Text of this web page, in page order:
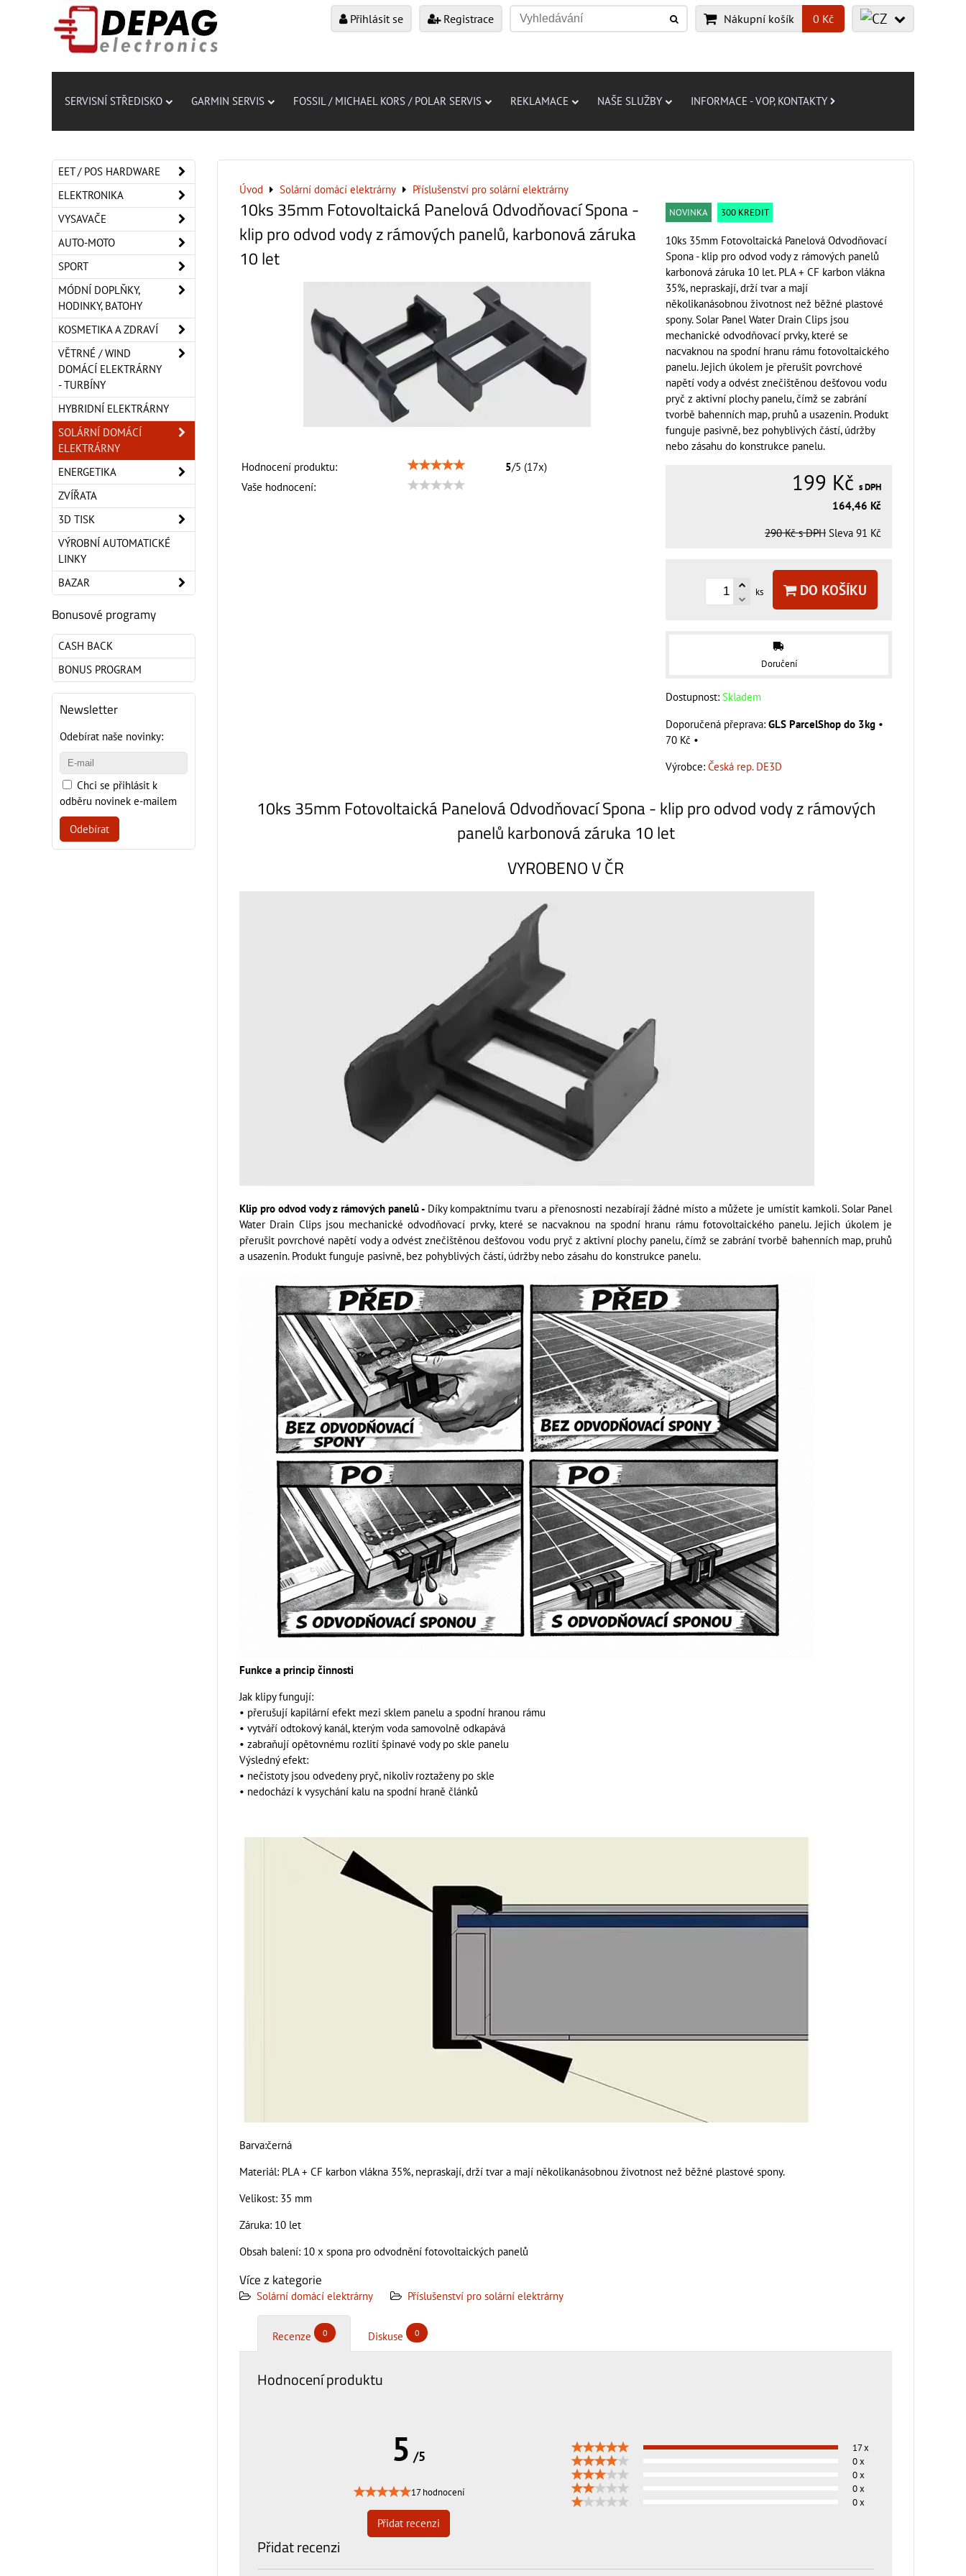
Přihlásit se Registrace Nákupní košík 0 Kč
SERVISNÍ STŘEDISKO GARMIN SERVIS FOSSIL / MICHAEL KORS / POLAR SERVIS REKLAMACE NAŠE SLUŽBY INFORMACE - VOP, KONTAKTY
Úvod Solární domácí elektrárny Příslušenství pro solární elektrárny
10ks 35mm Fotovoltaická Panelová Odvodňovací Spona -
klip pro odvod vody z rámových panelů, karbonová záruka
10 let
Hodnocení produktu: 5/5 (17x)
Vaše hodnocení:
NOVINKA 300 KREDIT
10ks 35mm Fotovoltaická Panelová Odvodňovací
Spona - klip pro odvod vody z rámových panelů
karbonová záruka 10 let. PLA + CF karbon vlákna
35%, nepraskají, drží tvar a mají
několikanásobnou životnost než běžné plastové
spony. Solar Panel Water Drain Clips jsou
mechanické odvodňovací prvky, které se
nacvaknou na spodní hranu rámu fotovoltaického
panelu. Jejich úkolem je přerušit povrchové
napětí vody a odvést znečištěnou dešťovou vodu
pryč z aktivní plochy panelu, čímž se zabrání
tvorbě bahenních map, pruhů a usazenin. Produkt
funguje pasivně, bez pohyblivých částí, údržby
nebo zásahu do konstrukce panelu.
199 Kč s DPH
164,46 Kč
290 Kč s DPH Sleva 91 Kč
ks DO KOŠÍKU
Doručení
Dostupnost: Skladem
GLS ParcelShop do 3kg •
70 Kč •
Výrobce: Česká rep. DE3D
10ks 35mm Fotovoltaická Panelová Odvodňovací Spona - klip pro odvod vody z rámových
panelů karbonová záruka 10 let
VYROBENO V ČR
Klip pro odvod vody z rámových panelů - Díky kompaktnímu tvaru a přenosnosti nezabírají žádné místo a můžete je umístit kamkoli. Solar Panel
Water Drain Clips jsou mechanické odvodňovací prvky, které se nacvaknou na spodní hranu rámu fotovoltaického panelu. Jejich úkolem je
přerušit povrchové napětí vody a odvést znečištěnou dešťovou vodu pryč z aktivní plochy panelu, čímž se zabrání tvorbě bahenních map, pruhů
a usazenin. Produkt funguje pasivně, bez pohyblivých částí, údržby nebo zásahu do konstrukce panelu.
Funkce a princip činnosti
Jak klipy fungují:
• přerušují kapilární efekt mezi sklem panelu a spodní hranou rámu
• vytváří odtokový kanál, kterým voda samovolně odkapává
• zabraňují opětovnému rozlití špinavé vody po skle panelu
Výsledný efekt:
• nečistoty jsou odvedeny pryč, nikoliv roztaženy po skle
• nedochází k vysychání kalu na spodní hraně článků
Barva:černá
Materiál: PLA + CF karbon vlákna 35%, nepraskají, drží tvar a mají několikanásobnou životnost než běžné plastové spony.
Velikost: 35 mm
Záruka: 10 let
Obsah balení: 10 x spona pro odvodnění fotovoltaických panelů
Více z kategorie
Solární domácí elektrárny Příslušenství pro solární elektrárny
Recenze 0 Diskuse 0
Hodnocení produktu
5 /5
17 hodnocení
Přidat recenzi
17 x
0 x
0 x
0 x
0 x
Přidat recenzi
EET / POS HARDWARE
ELEKTRONIKA
VYSAVAČE
AUTO-MOTO
SPORT
MÓDNÍ DOPLŇKY,
HODINKY, BATOHY
KOSMETIKA A ZDRAVÍ
VĚTRNÉ / WIND
DOMÁCÍ ELEKTRÁRNY
- TURBÍNY
HYBRIDNÍ ELEKTRÁRNY
SOLÁRNÍ DOMÁCÍ
ELEKTRÁRNY
ENERGETIKA
ZVÍŘATA
3D TISK
VÝROBNÍ AUTOMATICKÉ
LINKY
BAZAR
Bonusové programy
CASH BACK
BONUS PROGRAM
Newsletter
Odebírat naše novinky:
Chci se přihlásit k
odběru novinek e-mailem
Odebírat